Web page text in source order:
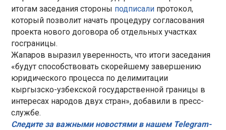
итогам заседания стороны подписали протокол,
который позволит начать процедуру согласования
проекта нового договора об отдельных участках
госграницы.
Жапаров выразил уверенность, что итоги заседания
«будут способствовать скорейшему завершению
юридического процесса по делимитации
кыргызско-узбекской государственной границы в
интересах народов двух стран», добавили в пресс-
службе.
Следите за важными новостями в нашем Telegram-